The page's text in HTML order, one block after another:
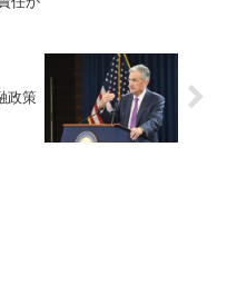
政策